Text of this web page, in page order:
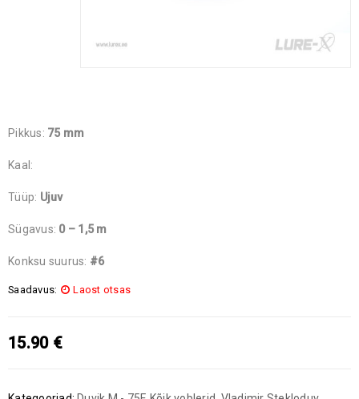
Pikkus: 75 mm
Kaal:
Tüüp: Ujuv
Sügavus: 0 – 1,5 m
Konksu suurus: #6
Saadavus: Laost otsas
15.90 €